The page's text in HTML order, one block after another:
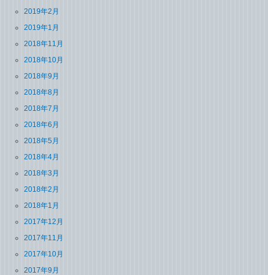
2019年2月
2019年1月
2018年11月
2018年10月
2018年9月
2018年8月
2018年7月
2018年6月
2018年5月
2018年4月
2018年3月
2018年2月
2018年1月
2017年12月
2017年11月
2017年10月
2017年9月